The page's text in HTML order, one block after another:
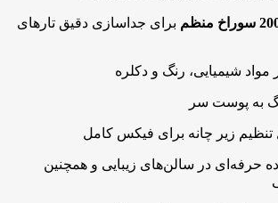
منظم
برای جداسازی دقیق تارهای
مواد شیمیایی، رنگ و دکلره
به پوست سر
تنظیم زیر چانه برای فیکس کامل
حرفه‌ای در سالن‌های زیبایی و همچنین